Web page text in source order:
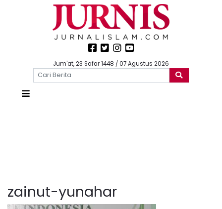
Jum'at, 23 Safar 1448 / 07 Agustus 2026
zainut-yunahar